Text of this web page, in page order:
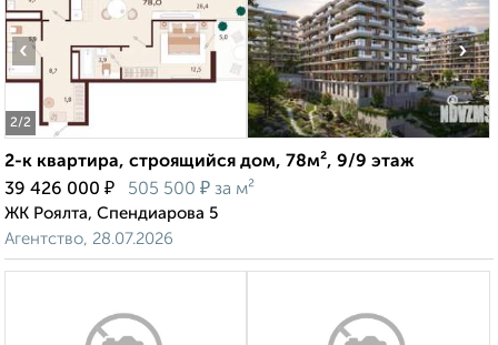
2/2
‹ ›
2-к квартира, строящийся дом, 78м², 9/9 этаж
39 426 000 ₽ 505 500 ₽ за м²
ЖК Роялта, Спендиарова 5
Агентство, 28.07.2026